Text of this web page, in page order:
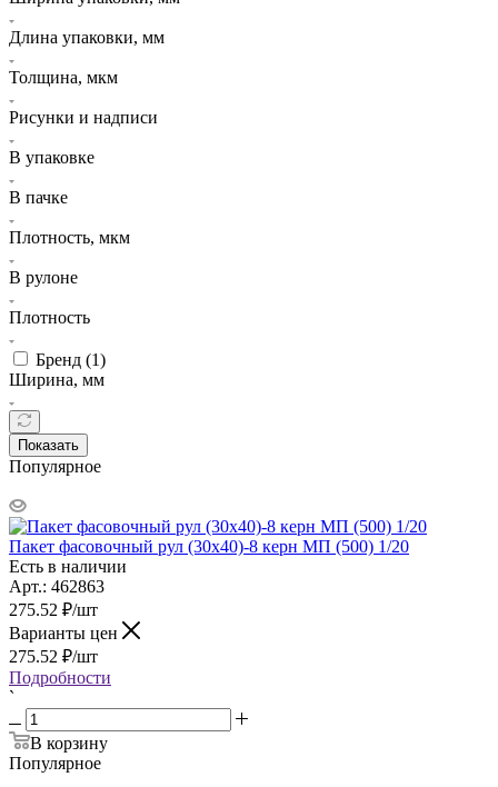
Длина упаковки, мм
Толщина, мкм
Рисунки и надписи
В упаковке
В пачке
Плотность, мкм
В рулоне
Плотность
Бренд (1)
Ширина, мм
Показать
Популярное
Пакет фасовочный рул (30х40)-8 керн МП (500) 1/20
Есть в наличии
Арт.: 462863
275.52 ₽/шт
Варианты цен
275.52 ₽/шт
Подробности
`
В корзину
Популярное